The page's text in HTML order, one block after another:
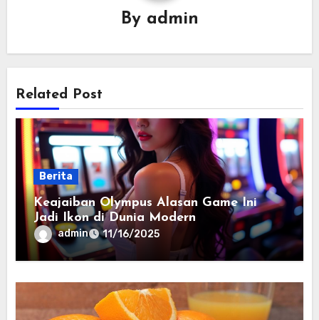
By admin
Related Post
Berita
Keajaiban Olympus Alasan Game Ini
Jadi Ikon di Dunia Modern
admin 11/16/2025